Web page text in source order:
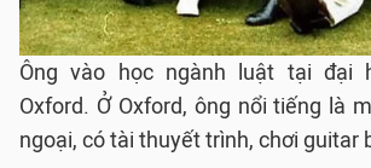
Ông vào học ngành luật tại đại
Oxford. Ở Oxford, ông nổi tiếng là
ngoại, có tài thuyết trình, chơi guitar